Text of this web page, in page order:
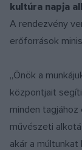
kultúra napja
A rendezvény
erőforrások
„Önök a
központjait
minden tagjához
művészeti
akár a